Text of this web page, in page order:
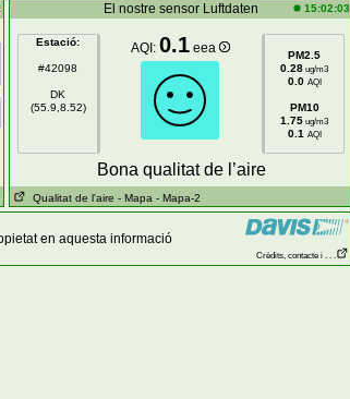
El nostre sensor Luftdaten 15:02:03
Estació:
#42098
DK
(55.9,8.52)
AQI: 0.1 eea
PM2.5
0.28 ug/m3
0.0 AQI
PM10
1.75 ug/m3
0.1 AQI
Bona qualitat de l’aire
Qualitat de l'aire - Mapa - Mapa-2
en aquesta informació
Crèdits, contacte i . . .